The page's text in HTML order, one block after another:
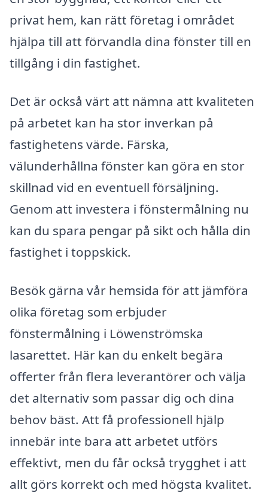
privat hem, kan rätt företag i området
hjälpa till att förvandla dina fönster till en
tillgång i din fastighet.
Det är också värt att nämna att kvaliteten
på arbetet kan ha stor inverkan på
fastighetens värde. Färska,
välunderhållna fönster kan göra en stor
skillnad vid en eventuell försäljning.
Genom att investera i fönstermålning nu
kan du spara pengar på sikt och hålla din
fastighet i toppskick.
Besök gärna vår hemsida för att jämföra
olika företag som erbjuder
fönstermålning i Löwenströmska
lasarettet. Här kan du enkelt begära
offerter från flera leverantörer och välja
det alternativ som passar dig och dina
behov bäst. Att få professionell hjälp
innebär inte bara att arbetet utförs
effektivt, men du får också trygghet i att
allt görs korrekt och med högsta kvalitet.